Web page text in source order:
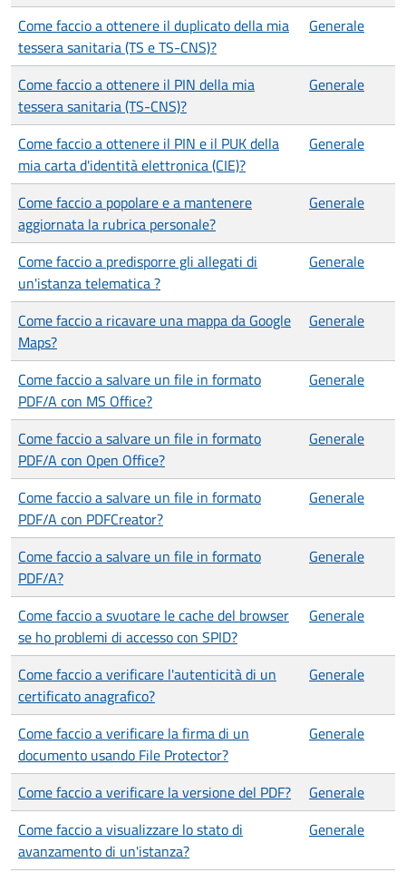
Come faccio a ottenere il duplicato della mia
tessera sanitaria (TS e TS-CNS)?
Generale
Come faccio a ottenere il PIN della mia
tessera sanitaria (TS-CNS)?
Generale
Come faccio a ottenere il PIN e il PUK della
mia carta d'identità elettronica (CIE)?
Generale
Come faccio a popolare e a mantenere
aggiornata la rubrica personale?
Generale
Come faccio a predisporre gli allegati di
un'istanza telematica ?
Generale
Come faccio a ricavare una mappa da Google
Maps?
Generale
Come faccio a salvare un file in formato
PDF/A con MS Office?
Generale
Come faccio a salvare un file in formato
PDF/A con Open Office?
Generale
Come faccio a salvare un file in formato
PDF/A con PDFCreator?
Generale
Come faccio a salvare un file in formato
PDF/A?
Generale
Come faccio a svuotare le cache del browser
se ho problemi di accesso con SPID?
Generale
Come faccio a verificare l'autenticità di un
certificato anagrafico?
Generale
Come faccio a verificare la firma di un
documento usando File Protector?
Generale
Come faccio a verificare la versione del PDF?
Generale
Come faccio a visualizzare lo stato di
avanzamento di un'istanza?
Generale